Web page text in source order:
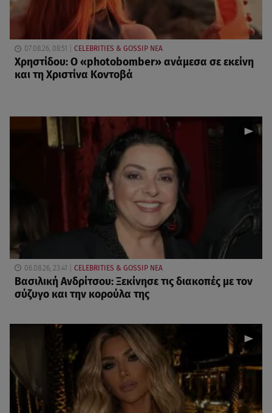
07.08.26, 08:51 CELEBRITIES & GOSSIP ΝΕΑ
Χρηστίδου: Ο «photobomber» ανάμεσα σε εκείνη
και τη Χριστίνα Κοντοβά
06.08.26, 23:41 CELEBRITIES & GOSSIP ΝΕΑ
Βασιλική Ανδρίτσου: Ξεκίνησε τις διακοπές με τον
σύζυγο και την κορούλα της